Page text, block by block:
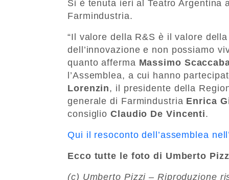
Si è tenuta ieri al Teatro Argentina
Farmindustria.
“Il valore della R&S è il valore
dell’innovazione e non possiamo
quanto afferma Massimo
l’Assemblea, a cui hanno
Lorenzin, il presidente della
generale di Farmindustria Enrica
consiglioClaudio De Vincenti.
Qui il resoconto dell’assemblea
Ecco tutte le foto di Umberto
(c) Umberto Pizzi – Riproduzione